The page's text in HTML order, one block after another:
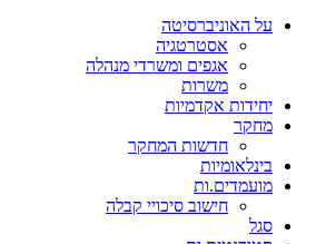
על האוניברסיטה
אסטרטגיה
אגפים ומשרדי מנהלה
משרות
יחידות אקדמיות
מחקר
חדשות המחקר
בינלאומיות
מועמדים.ות
חישוב סיכויי קבלה
סגל